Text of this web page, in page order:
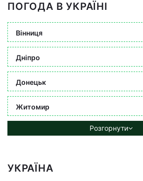
ПОГОДА В УКРАЇНІ
Вінниця
Дніпро
Донецьк
Житомир
Розгорнути
УКРАЇНА